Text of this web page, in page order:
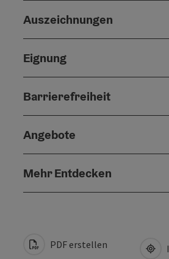
Auszeichnungen
Eignung
Barrierefreiheit
Angebote
Mehr Entdecken
PDF erstellen